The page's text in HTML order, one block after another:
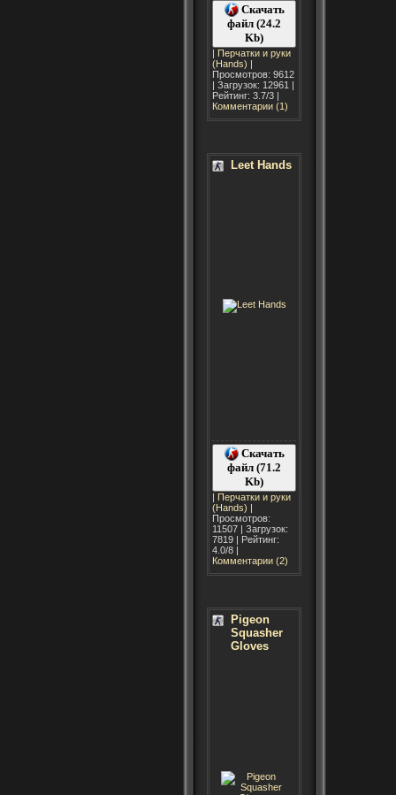
Скачать
файл (24.2
Kb)
| Перчатки и руки
(Hands) |
Просмотров: 9612
| Загрузок: 12961 |
Рейтинг: 3.7/3 |
Комментарии (1)
Leet Hands
Скачать
файл (71.2
Kb)
| Перчатки и руки
(Hands) |
Просмотров:
11507 | Загрузок:
7819 | Рейтинг:
4.0/8 |
Комментарии (2)
Pigeon
Squasher
Gloves